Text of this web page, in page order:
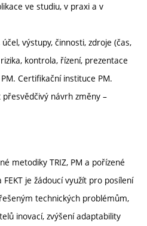
ve studiu, v praxi a v
výstupy, činnosti, zdroje (čas,
kontrola, řízení, prezentace
Certifikační instituce PM.
návrh změny –
metodiky TRIZ, PM a pořízené
je žádoucí využít pro posílení
technických problémům,
inovací, zvýšení adaptability